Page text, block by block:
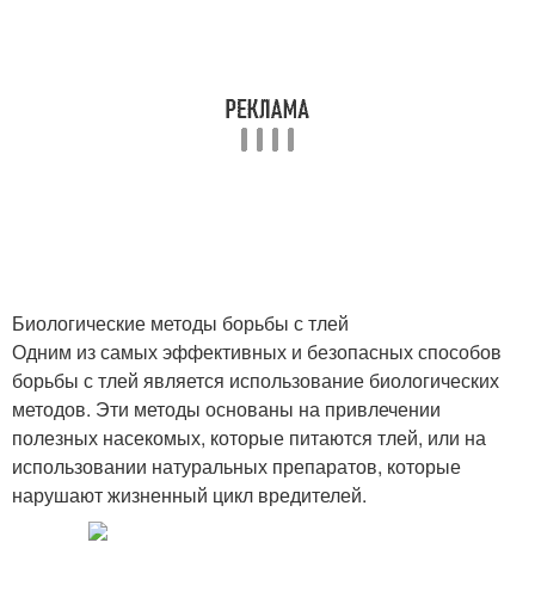
Биологические методы борьбы с тлей
Одним из самых эффективных и безопасных способов
борьбы с тлей является использование биологических
методов. Эти методы основаны на привлечении
полезных насекомых, которые питаются тлей, или на
использовании натуральных препаратов, которые
нарушают жизненный цикл вредителей.